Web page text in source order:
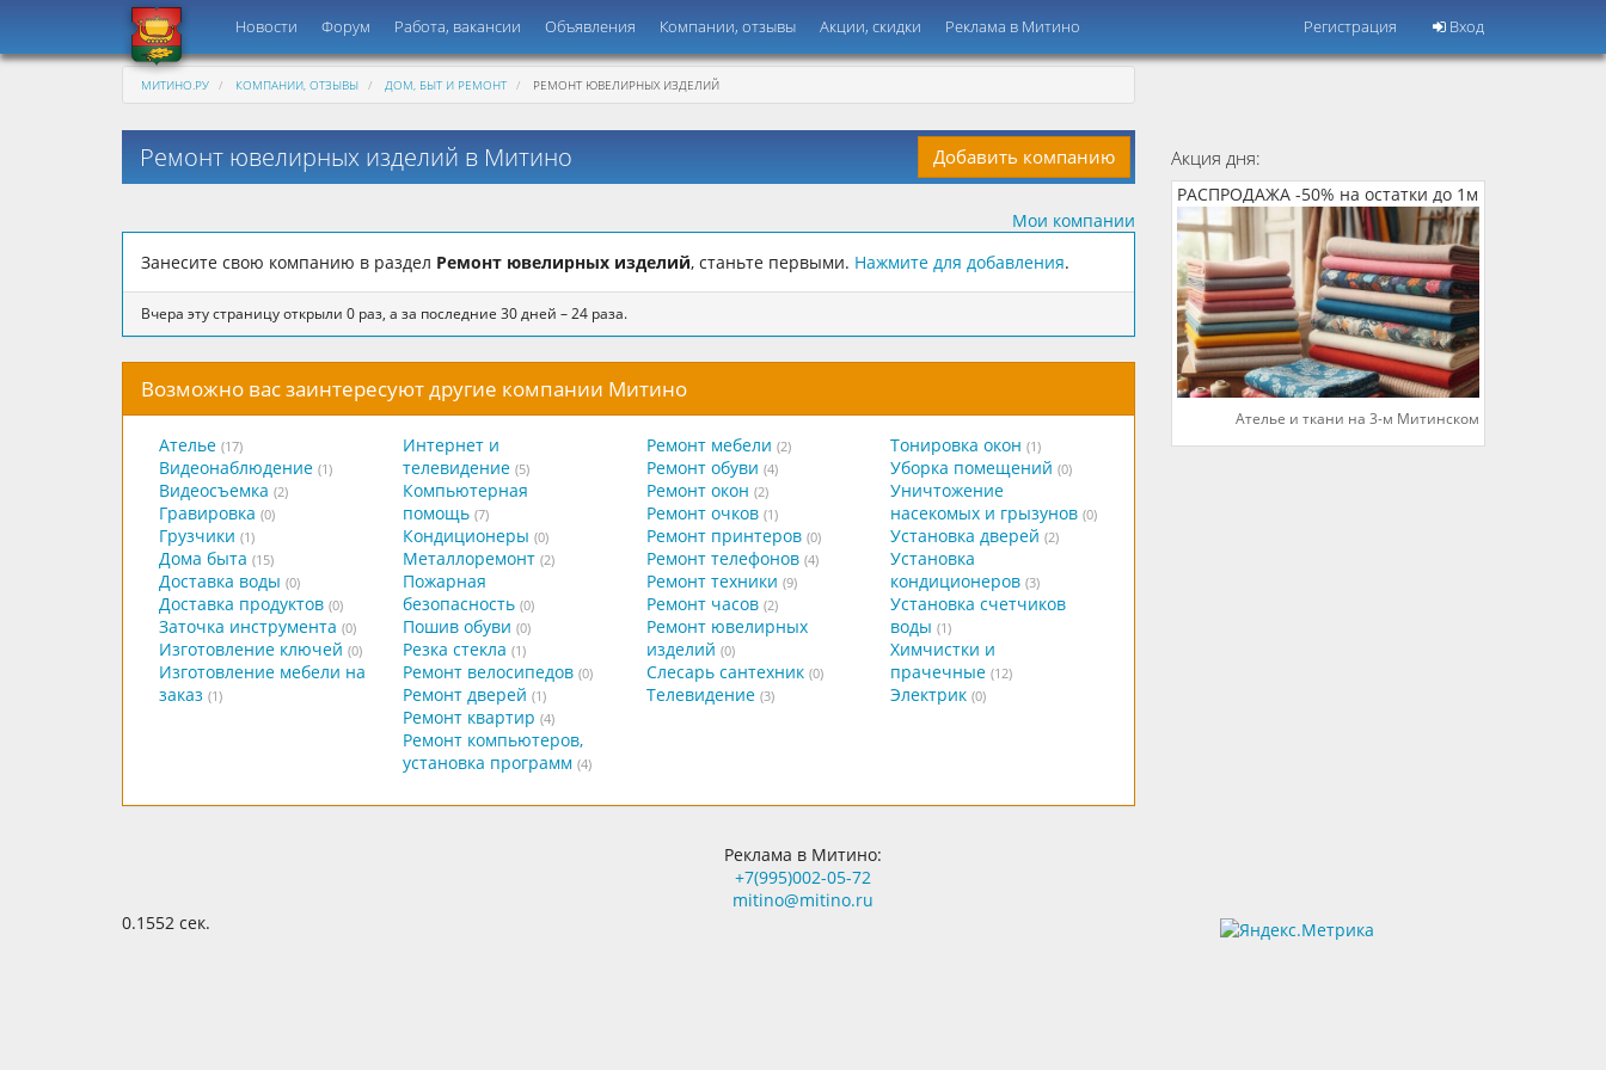
Регистрация Вход
Новости Форум Работа, вакансии Объявления Компании, отзывы Акции, скидки Реклама в Митино
МИТИНО.РУ КОМПАНИИ, ОТЗЫВЫ ДОМ, БЫТ И РЕМОНТ РЕМОНТ ЮВЕЛИРНЫХ ИЗДЕЛИЙ
Ремонт ювелирных изделий в Митино Добавить компанию
Мои компании
Занесите свою компанию в раздел Ремонт ювелирных изделий, станьте первыми. Нажмите для добавления.
Вчера эту страницу открыли 0 раз, а за последние 30 дней – 24 раза.
Возможно вас заинтересуют другие компании Митино
Ателье (17)
Видеонаблюдение (1)
Видеосъемка (2)
Гравировка (0)
Грузчики (1)
Дома быта (15)
Доставка воды (0)
Доставка продуктов (0)
Заточка инструмента (0)
Изготовление ключей (0)
Изготовление мебели на
заказ (1)
Интернет и
телевидение (5)
Компьютерная
помощь (7)
Кондиционеры (0)
Металлоремонт (2)
Пожарная
безопасность (0)
Пошив обуви (0)
Резка стекла (1)
Ремонт велосипедов (0)
Ремонт дверей (1)
Ремонт квартир (4)
Ремонт компьютеров,
установка программ (4)
Ремонт мебели (2)
Ремонт обуви (4)
Ремонт окон (2)
Ремонт очков (1)
Ремонт принтеров (0)
Ремонт телефонов (4)
Ремонт техники (9)
Ремонт часов (2)
Ремонт ювелирных
изделий (0)
Слесарь сантехник (0)
Телевидение (3)
Тонировка окон (1)
Уборка помещений (0)
Уничтожение
насекомых и грызунов (0)
Установка дверей (2)
Установка
кондиционеров (3)
Установка счетчиков
воды (1)
Химчистки и
прачечные (12)
Электрик (0)
Акция дня:
РАСПРОДАЖА -50% на остатки до 1м
Ателье и ткани на 3-м Митинском
Реклама в Митино:
+7(995)002-05-72
mitino@mitino.ru
0.1552 сек.